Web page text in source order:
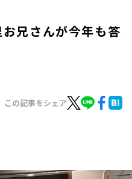
兄さんが今年も答
この記事をシェア